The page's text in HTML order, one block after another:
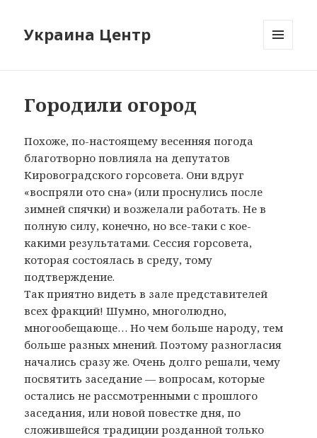
Украина Центр
Городили огород
Похоже, по-настоящему весенняя погода
благотворно повлияла на депутатов
Кировоградского горсовета. Они вдруг
«воспряли ото сна» (или проснулись после
зимней спячки) и возжелали работать. Не в
полную силу, конечно, но все-таки с кое-
какими результатами. Сессия горсовета,
которая состоялась в среду, тому
подтверждение.
Так приятно видеть в зале представителей
всех фракций! Шумно, многолюдно,
многообещающе… Но чем больше народу, тем
больше разных мнений. Поэтому разногласия
начались сразу же. Очень долго решали, чему
посвятить заседание — вопросам, которые
остались не рассмотренными с прошлого
заседания, или новой повестке дня, по
сложившейся традиции розданной только